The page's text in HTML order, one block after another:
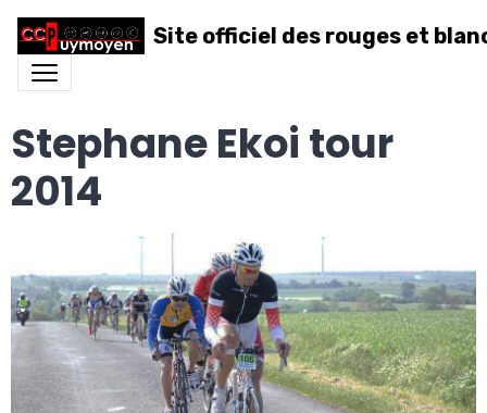
Site officiel des rouges et
Stephane Ekoi tour
2014